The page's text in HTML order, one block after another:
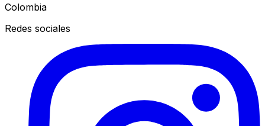
Colombia
Redes sociales